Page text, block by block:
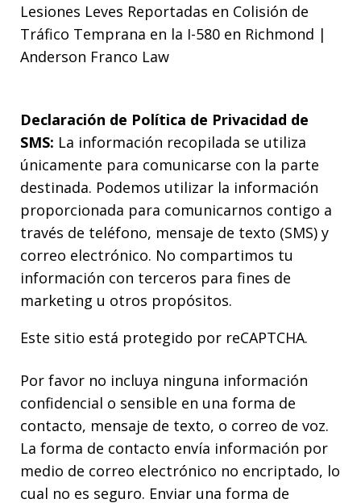
Lesiones Leves Reportadas en Colisión de
Tráfico Temprana en la I-580 en Richmond |
Anderson Franco Law
Declaración de Política de Privacidad de
SMS: La información recopilada se utiliza
únicamente para comunicarse con la parte
destinada. Podemos utilizar la información
proporcionada para comunicarnos contigo a
través de teléfono, mensaje de texto (SMS) y
correo electrónico. No compartimos tu
información con terceros para fines de
marketing u otros propósitos.
Este sitio está protegido por reCAPTCHA.
Por favor no incluya ninguna información
confidencial o sensible en una forma de
contacto, mensaje de texto, o correo de voz.
La forma de contacto envía información por
medio de correo electrónico no encriptado, lo
cual no es seguro. Enviar una forma de